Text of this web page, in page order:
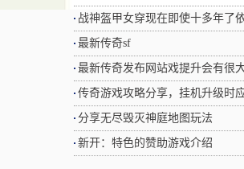
战神盔甲女穿现在即使十多年了
最新传奇sf
最新传奇发布网站戏提升会有很
传奇游戏攻略分享，挂机升级时
分享无尽毁灭神庭地图玩法
新开：特色的赞助游戏介绍